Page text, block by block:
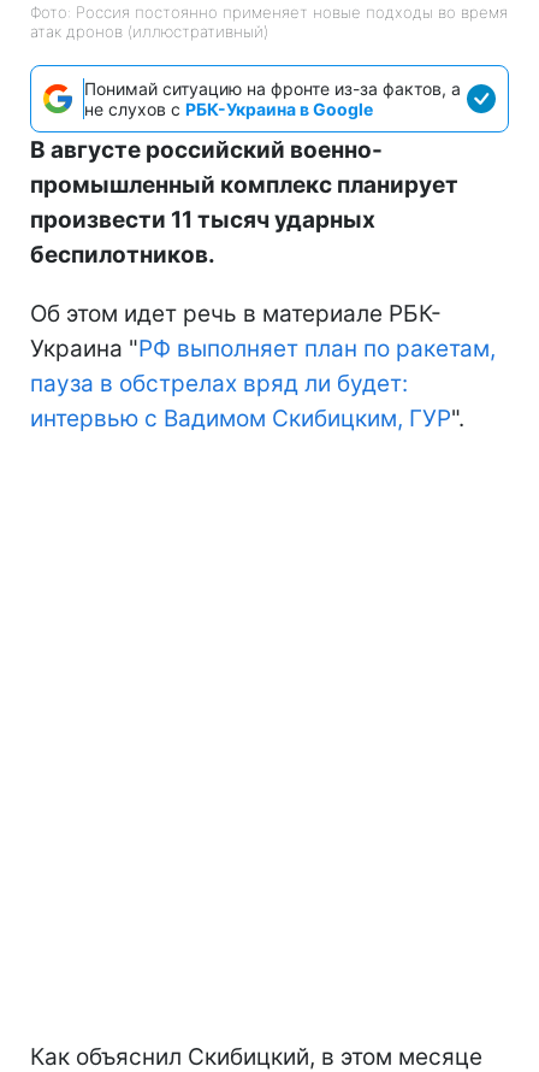
Фото: Россия постоянно применяет новые подходы во время
атак дронов (иллюстративный)
Понимай ситуацию на фронте из-за фактов, а
не слухов с РБК-Украина в Google
В августе российский военно-
промышленный комплекс планирует
произвести 11 тысяч ударных
беспилотников.
Об этом идет речь в материале РБК-
Украина "РФ выполняет план по ракетам,
пауза в обстрелах вряд ли будет:
интервью с Вадимом Скибицким, ГУР".
Как объяснил Скибицкий, в этом месяце